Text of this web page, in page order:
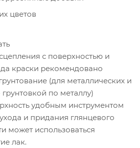
цветов
с поверхностью и
краски рекомендовано
(для металлических и
по металлу)
удобным инструментом
и придания глянцевого
может использоваться
лак.